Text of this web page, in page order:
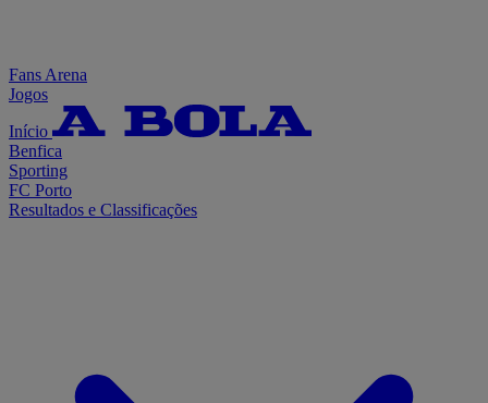
Fans Arena
Jogos
Início
Benfica
Sporting
FC Porto
Resultados e Classificações